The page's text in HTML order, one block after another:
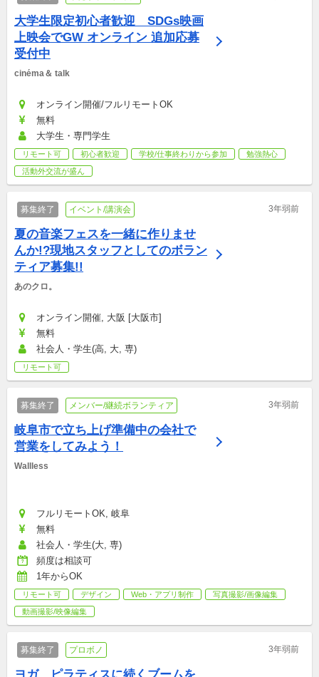
大学生限定初心者歓迎　SDGs映画
上映会でGW オンライン 追加応募
受付中
cinéma＆ talk
オンライン開催/フルリモートOK
無料
大学生・専門学生
リモート可 初心者歓迎 学校/仕事終わりから参加
勉強熱心
活動外交流が盛ん
募集終了 イベント/講演会 3年弱前
夏の音楽フェスを一緒に作りませ
んか!?現地スタッフとしてのボラン
ティア募集!!
あのクロ。
オンライン開催, 大阪 [大阪市]
無料
社会人・学生(高, 大, 専)
リモート可
募集終了 メンバー/継続ボランティア 3年弱前
岐阜市で立ち上げ準備中の会社で
営業をしてみよう！
Wallless
フルリモートOK, 岐阜
無料
社会人・学生(大, 専)
頻度は相談可
1年からOK
リモート可 デザイン Web・アプリ制作
写真撮影/画像編集
動画撮影/映像編集
募集終了 プロボノ 3年弱前